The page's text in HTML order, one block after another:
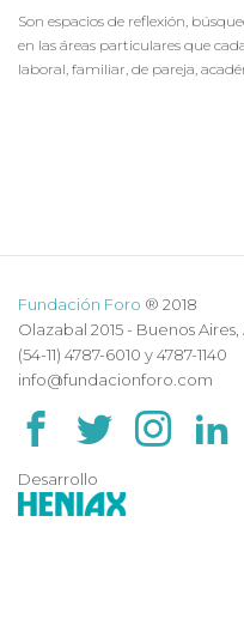
Son espacios de reflexión,
en las áreas particulares que
laboral, familiar, de pareja,
Fundación Foro ® 2018
Olazabal 2015 - Buenos
(54-11) 4787-6010 y 4787-1140
info@fundacionforo.com
Desarrollo